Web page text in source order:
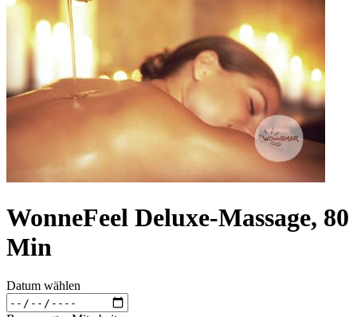
WonneFeel Deluxe-Massage, 80
Min
Datum wählen